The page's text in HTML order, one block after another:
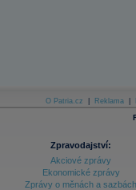
O Patria.cz Reklama
Zpravodajství:
Akciové zprávy
Ekonomické zprávy
Zprávy o měnách a sazbách